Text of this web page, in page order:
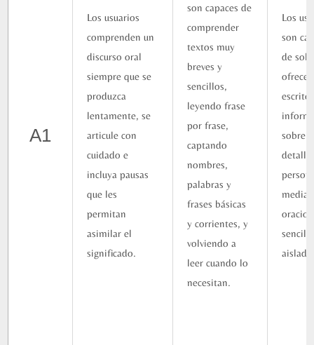
A1
Los usuarios
comprenden un
discurso oral
siempre que se
produzca
lentamente, se
articule con
cuidado e
incluya pausas
que les
permitan
asimilar el
significado.
son capaces de
comprender
textos muy
breves y
sencillos,
leyendo frase
por frase,
captando
nombres,
palabras y
frases básicas
y corrientes, y
volviendo a
leer cuando lo
necesitan.
Los
son
de
escrito
sobre